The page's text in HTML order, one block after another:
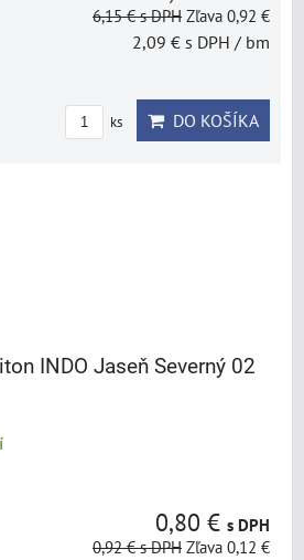
6,15 €s DPH Zľava 0,92 €
2,09 € s DPH / bm
ks DO KOŠÍKA
INDO Jaseň Severný 02
0,80 € s DPH
0,92 €s DPH Zľava 0,12 €